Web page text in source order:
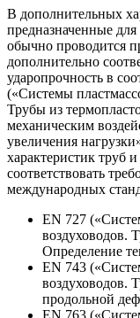
В дополнительных
предназначенные
обычно проводится
дополнительно
ударопрочность в
(«Системы
Трубы из
механическим
увеличения
характеристик труб
соответствовать
международных
EN 727
воздуховодов.
Определение
EN 743
воздуховодов.
продольной